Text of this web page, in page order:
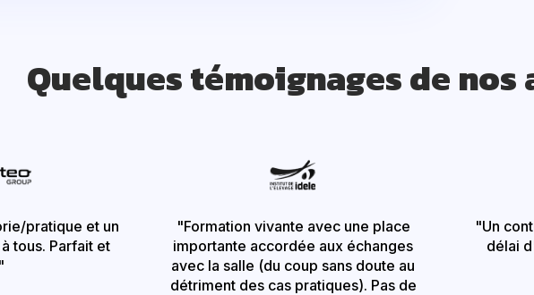
Quelques témoignages de nos
pratique et un
tous. Parfait et
"Formation vivante avec une place
importante accordée aux échanges
avec la salle (du coup sans doute au
détriment des cas pratiques). Pas de
"Un
délai